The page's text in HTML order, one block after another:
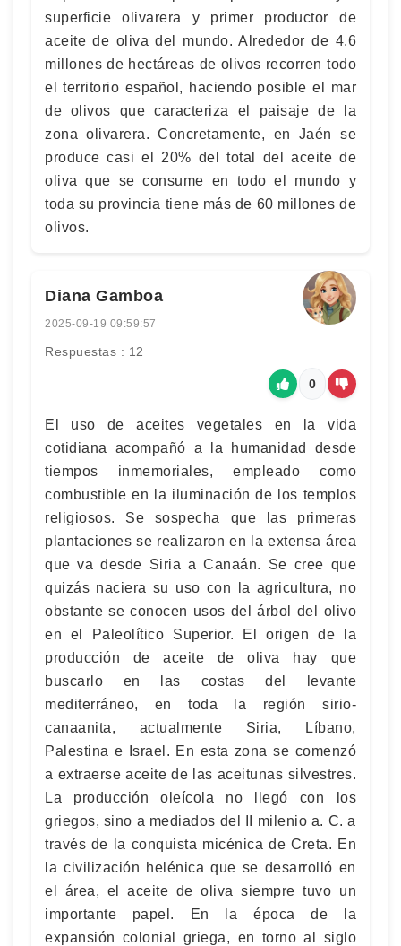
superficie olivarera y primer productor de
aceite de oliva del mundo. Alrededor de 4.6
millones de hectáreas de olivos recorren todo
el territorio español, haciendo posible el mar
de olivos que caracteriza el paisaje de la
zona olivarera. Concretamente, en Jaén se
produce casi el 20% del total del aceite de
oliva que se consume en todo el mundo y
toda su provincia tiene más de 60 millones de
olivos.
Diana Gamboa
2025-09-19 09:59:57
Respuestas : 12
0
El uso de aceites vegetales en la vida
cotidiana acompañó a la humanidad desde
tiempos inmemoriales, empleado como
combustible en la iluminación de los templos
religiosos. Se sospecha que las primeras
plantaciones se realizaron en la extensa área
que va desde Siria a Canaán. Se cree que
quizás naciera su uso con la agricultura, no
obstante se conocen usos del árbol del olivo
en el Paleolítico Superior. El origen de la
producción de aceite de oliva hay que
buscarlo en las costas del levante
mediterráneo, en toda la región sirio-
canaanita, actualmente Siria, Líbano,
Palestina e Israel. En esta zona se comenzó
a extraerse aceite de las aceitunas silvestres.
La producción oleícola no llegó con los
griegos, sino a mediados del II milenio a. C. a
través de la conquista micénica de Creta. En
la civilización helénica que se desarrolló en
el área, el aceite de oliva siempre tuvo un
importante papel. En la época de la
expansión colonial griega, en torno al siglo